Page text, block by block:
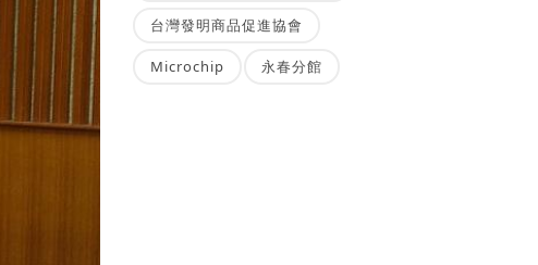
台灣發明商品促進協會
Microchip 永春分館